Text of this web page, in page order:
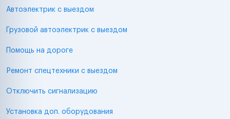
Автоэлектрик с выездом
Грузовой автоэлектрик с выездом
Помощь на дороге
Ремонт спецтехники с выездом
Отключить сигнализацию
Установка доп. оборудования